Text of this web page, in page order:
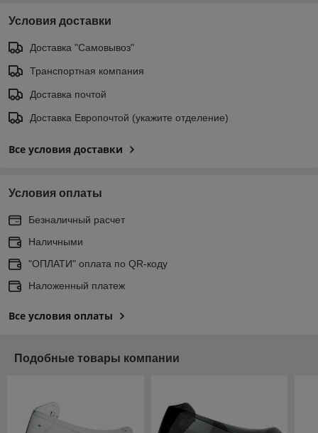
Условия доставки
Доставка "Самовывоз"
Транспортная компания
Доставка почтой
Доставка Европочтой (укажите отделение)
Все условия доставки
Условия оплаты
Безналичный расчет
Наличными
"ОПЛАТИ" оплата по QR-коду
Наложенный платеж
Все условия оплаты
Подобные товары компании